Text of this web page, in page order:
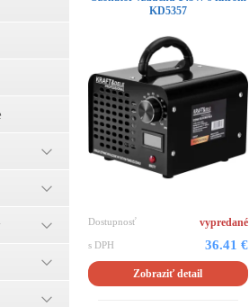
KD5357
Dostupnosť vypredané
s DPH 36.41 €
Zobraziť detail